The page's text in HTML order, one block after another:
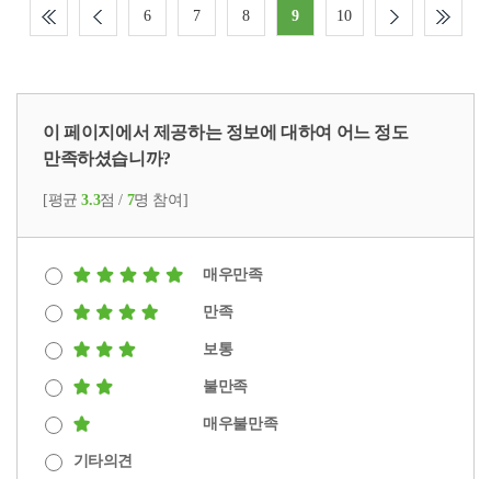
6 7 8 9 10
이 페이지에서 제공하는 정보에 대하여 어느 정도
만족하셨습니까?
[평균3.3점 / 7명 참여]
매우만족
만족
보통
불만족
매우불만족
기타의견